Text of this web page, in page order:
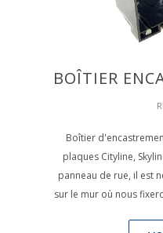
BOÎTIER
Boîtier
plaques Cityline,
panneau de rue, il est
sur le mur où nous